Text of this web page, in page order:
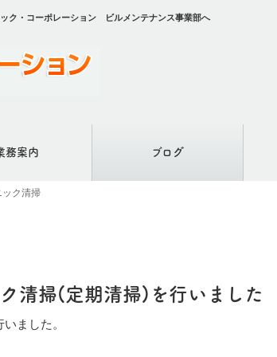
ク・コーポレーション ビルメンテナンス事業部へ
務案内 ブログ
ク清掃
清掃(定期清掃)を行いました
ました。